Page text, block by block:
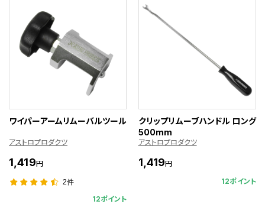
ワイパーアームリムーバルツール
アストロプロダクツ
1,419円
2件
12ポイント
クリップリムーブハンドル ロング
500mm
アストロプロダクツ
1,419円
12ポイント